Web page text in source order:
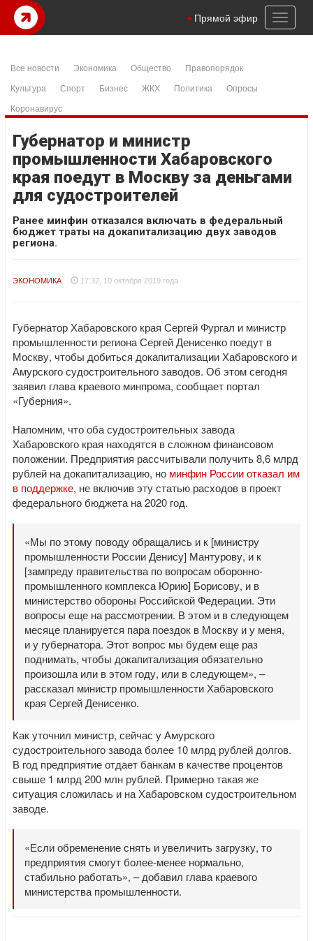
Toggle
Прямой эфир
Все новости Экономика Общество
Правопорядок
Культура
Спорт Бизнес ЖКХ Политика
Опросы
Коронавирус
Губернатор и министр
промышленности Хабаровского
края поедут в Москву за деньгами
для судостроителей
Ранее минфин отказался включать в федеральный
бюджет траты на докапитализацию двух заводов
региона.
ЭКОНОМИКА 17:32, 10 октября 2019 года
Губернатор Хабаровского края Сергей Фургал и министр
промышленности региона Сергей Денисенко поедут в
Москву, чтобы добиться докапитализации Хабаровского и
Амурского судостроительного заводов. Об этом сегодня
заявил глава краевого минпрома, сообщает портал
«Губерния».
Напомним, что оба судостроительных завода
Хабаровского края находятся в сложном финансовом
положении. Предприятия рассчитывали получить 8,6 млрд
рублей на докапитализацию, но минфин России отказал им
в поддержке, не включив эту статью расходов в проект
федерального бюджета на 2020 год.
«Мы по этому поводу обращались и к [министру
промышленности России Денису] Мантурову, и к
[зампреду правительства по вопросам оборонно-
промышленного комплекса Юрию] Борисову, и в
министерство обороны Российской Федерации. Эти
вопросы еще на рассмотрении. В этом и в следующем
месяце планируется пара поездок в Москву и у меня,
и у губернатора. Этот вопрос мы будем еще раз
поднимать, чтобы докапитализация обязательно
произошла или в этом году, или в следующем», –
рассказал министр промышленности Хабаровского
края Сергей Денисенко.
Как уточнил министр, сейчас у Амурского
судостроительного завода более 10 млрд рублей долгов.
В год предприятие отдает банкам в качестве процентов
свыше 1 млрд 200 млн рублей. Примерно такая же
ситуация сложилась и на Хабаровском судостроительном
заводе.
«Если обременение снять и увеличить загрузку, то
предприятия смогут более-менее нормально,
стабильно работать», – добавил глава краевого
министерства промышленности.